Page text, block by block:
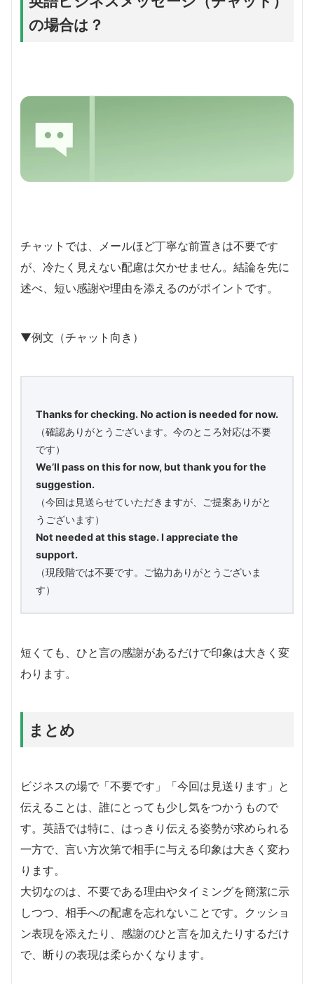
の場合は？
チャットでは、メールほど丁寧な前置きは不要です
が、冷たく見えない配慮は欠かせません。結論を先に
述べ、短い感謝や理由を添えるのがポイントです。
▼例文（チャット向き）
Thanks for checking. No action is needed for now.
（確認ありがとうございます。今のところ対応は不要
です）
We’ll pass on this for now, but thank you for the
suggestion.
（今回は見送らせていただきますが、ご提案ありがと
うございます）
Not needed at this stage. I appreciate the
support.
（現段階では不要です。ご協力ありがとうございま
す）
短くても、ひと言の感謝があるだけで印象は大きく変
わります。
まとめ
ビジネスの場で「不要です」「今回は見送ります」と
伝えることは、誰にとっても少し気をつかうもので
す。英語では特に、はっきり伝える姿勢が求められる
一方で、言い方次第で相手に与える印象は大きく変わ
ります。
大切なのは、不要である理由やタイミングを簡潔に示
しつつ、相手への配慮を忘れないことです。クッショ
ン表現を添えたり、感謝のひと言を加えたりするだけ
で、断りの表現は柔らかくなります。